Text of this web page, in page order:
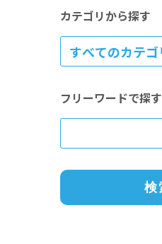
カテゴリから探す
フリーワードで探す